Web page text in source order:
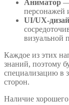
Аниматор —
персонажей
UI/UX-
визуальной
Каждое из этих
знаний, поэтому
специализацию в
сторон.
Наличие